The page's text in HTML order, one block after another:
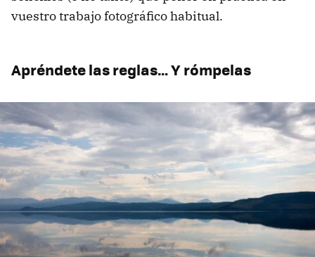
vuestro trabajo fotográfico habitual.
Apréndete las reglas… Y rómpelas